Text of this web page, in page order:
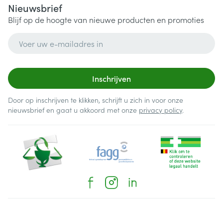
Nieuwsbrief
Blijf op de hoogte van nieuwe producten en promoties
Inschrijven
Door op inschrijven te klikken, schrijft u zich in voor onze
nieuwsbrief en gaat u akkoord met onze privacy policy.